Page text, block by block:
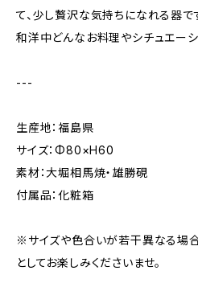
て、少し贅沢な気持ちになれる器で
和洋中どんなお料理やシチュエーシ
---
生産地：福島県
サイズ：Φ80×H60
素材：大堀相馬焼・雄勝硯
付属品：化粧箱
※サイズや色合いが若干異なる場
としてお楽しみくださいませ。